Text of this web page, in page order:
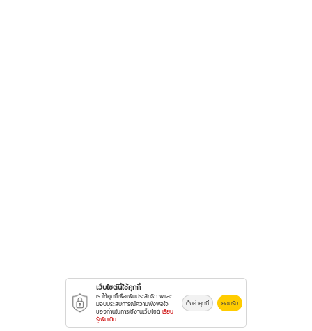
เว็บไซต์นี้ใช้คุกกี้
เราใช้คุกกี้เพื่อเพิ่มประสิทธิภาพและ
มอบประสบการณ์ความพึงพอใจ
ของท่านในการใช้งานเว็บไซต์ เรียน
รู้เพิ่มเติม
ตั้งค่าคุกกี้ ยอมรับ